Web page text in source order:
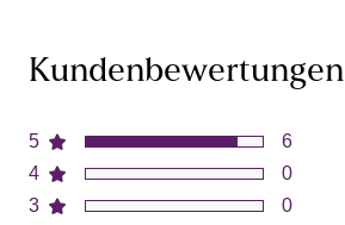
Kundenbewertungen
5
4
3
6
0
0